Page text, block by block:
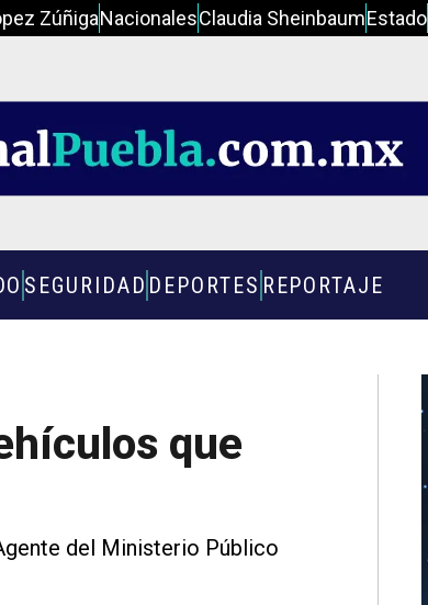
ZúñigaNacionalesClaudia SheinbaumEstado
SEGURIDAD DEPORTES REPORTAJE
que
del Ministerio Público